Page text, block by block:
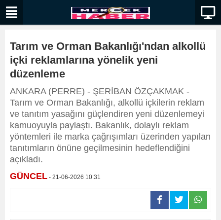
Tarım ve Orman Bakanlığı'ndan alkollü
içki reklamlarına yönelik yeni
düzenleme
ANKARA (PERRE) - ŞERİBAN ÖZÇAKMAK -
Tarım ve Orman Bakanlığı, alkollü içkilerin reklam
ve tanıtım yasağını güçlendiren yeni düzenlemeyi
kamuoyuyla paylaştı. Bakanlık, dolaylı reklam
yöntemleri ile marka çağrışımları üzerinden yapılan
tanıtımların önüne geçilmesinin hedeflendiğini
açıkladı.
GÜNCEL - 21-06-2026 10:31